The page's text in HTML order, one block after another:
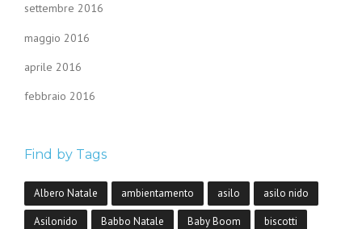
settembre 2016
maggio 2016
aprile 2016
febbraio 2016
Find by Tags
Albero Natale ambientamento asilo asilo nido
Asilonido Babbo Natale Baby Boom biscotti